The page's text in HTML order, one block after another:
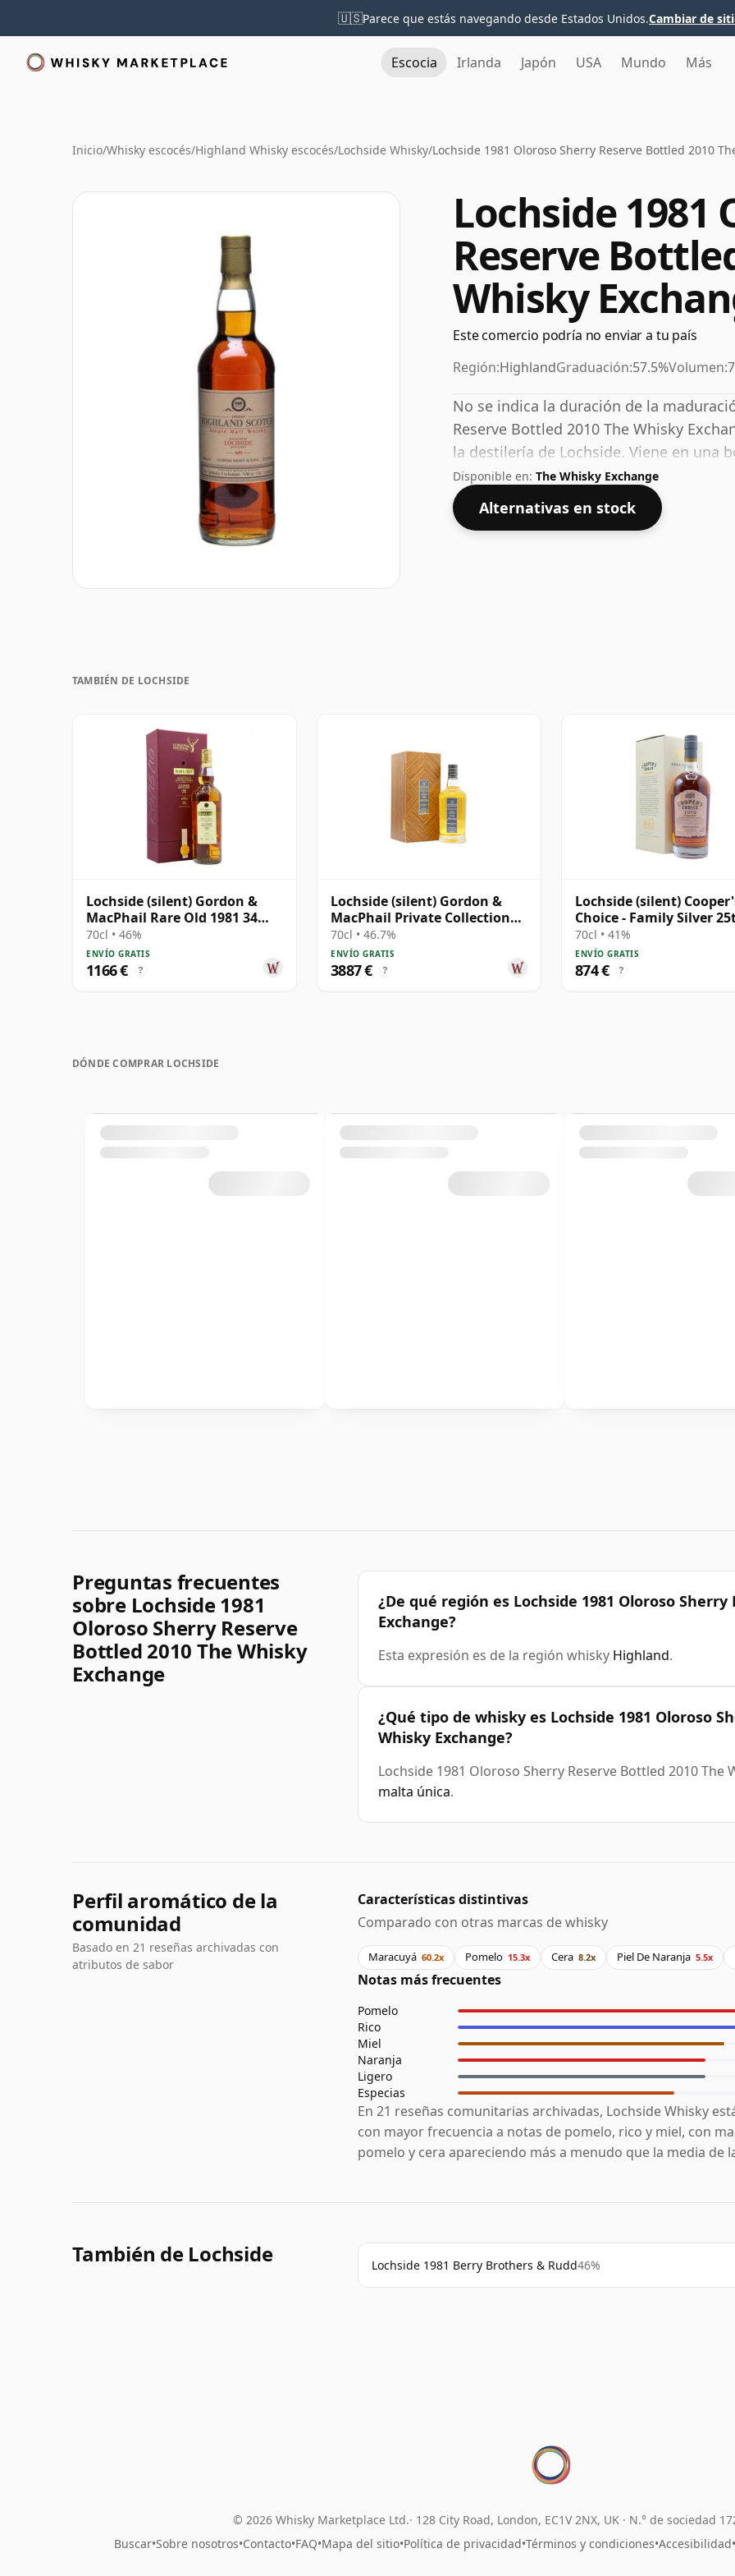
🇺🇸Parece que estás navegando desde Estados Unidos.Cambiar de
Escocia Irlanda Japón USA Mundo Más
Inicio/Whisky escocés/Highland Whisky escocés/Lochside Whisky/Lochside 1981 Oloroso Sherry Reserve Bottled 2010
Lochside 1981
Reserve
Whisky
Este comercio podría no enviar a tu país
Región:HighlandGraduación:57.5%Volumen:
No se indica la duración de la
Reserve Bottled 2010 The Whisky
la destilería de Lochside. Viene en una
concentración no estándar del 57,5%.
Disponible en: The Whisky Exchange
Alternativas en stock
TAMBIÉN DE LOCHSIDE
Lochside (silent) Gordon &
MacPhail Rare Old 1981 34
años
70cl • 46%
ENVÍO GRATIS
1166 € ?
Lochside (silent) Gordon &
MacPhail Private Collection
Single Cask # 1981 41 años
70cl • 46.7%
ENVÍO GRATIS
3887 € ?
Lochside (silent)
Choice - Family Silver
Anniversary 1972 44 años
70cl • 41%
ENVÍO GRATIS
874 € ?
DÓNDE COMPRAR LOCHSIDE
Preguntas frecuentes
sobre Lochside 1981
Oloroso Sherry Reserve
Bottled 2010 The Whisky
Exchange
¿De qué región es Lochside 1981 Oloroso
Exchange?
Esta expresión es de la región whisky Highland.
¿Qué tipo de whisky es Lochside 1981 Oloroso
Whisky Exchange?
Lochside 1981 Oloroso Sherry Reserve Bottled 2010 The
malta única.
Perfil aromático de la
comunidad
Basado en 21 reseñas archivadas con
atributos de sabor
Características distintivas
Comparado con otras marcas de whisky
Maracuyá 60.2x Pomelo 15.3x Cera 8.2x Piel De Naranja 5.5x
Notas más frecuentes
Pomelo
Rico
Miel
Naranja
Ligero
Especias
En 21 reseñas comunitarias archivadas, Lochside Whisky
con mayor frecuencia a notas de pomelo, rico y miel, con
pomelo y cera apareciendo más a menudo que la media de
También de Lochside Lochside 1981 Berry Brothers & Rudd46%
© 2026 Whisky Marketplace Ltd. 128 City Road, London, EC1V 2NX, UK · N.° de sociedad
Buscar•Sobre nosotros•Contacto•FAQ•Mapa del sitio•Política de privacidad•Términos y condiciones•Accesibilidad•